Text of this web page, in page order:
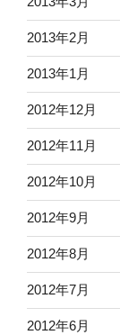
2013年2月
2013年1月
2012年12月
2012年11月
2012年10月
2012年9月
2012年8月
2012年7月
2012年6月